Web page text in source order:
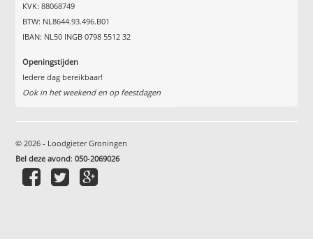
KVK: 88068749
BTW: NL8644.93.496.B01
IBAN: NL50 INGB 0798 5512 32
Openingstijden
Iedere dag bereikbaar!
Ook in het weekend en op feestdagen
© 2026 - Loodgieter Groningen
Bel deze avond:050-2069026